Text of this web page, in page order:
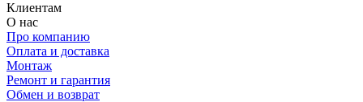
Клиентам
О нас
Про компанию
Оплата и доставка
Монтаж
Ремонт и гарантия
Обмен и возврат